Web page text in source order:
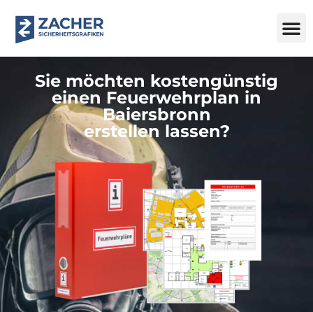
Sie möchten kostengünstig
einen Feuerwehrplan in
Baiersbronn
erstellen lassen?